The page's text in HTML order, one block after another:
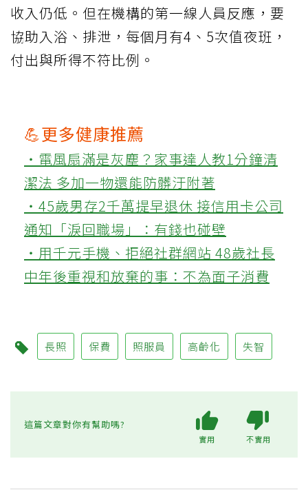
收入仍低。但在機構的第一線人員反應，要
協助入浴、排泄，每個月有4、5次值夜班，
付出與所得不符比例。
💪更多健康推薦
‧電風扇滿是灰塵？家事達人教1分鐘清
潔法 多加一物還能防髒汙附著
‧45歲男存2千萬提早退休 接信用卡公司
通知「淚回職場」：有錢也碰壁
‧用千元手機、拒絕社群網站 48歲社長
中年後重視和放棄的事：不為面子消費
長照 保費 照服員 高齡化 失智
這篇文章對你有幫助嗎?
實用 不實用